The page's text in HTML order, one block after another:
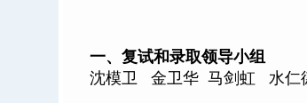
一、复试和录取领导小组
沈模卫 金卫华 马剑虹 水